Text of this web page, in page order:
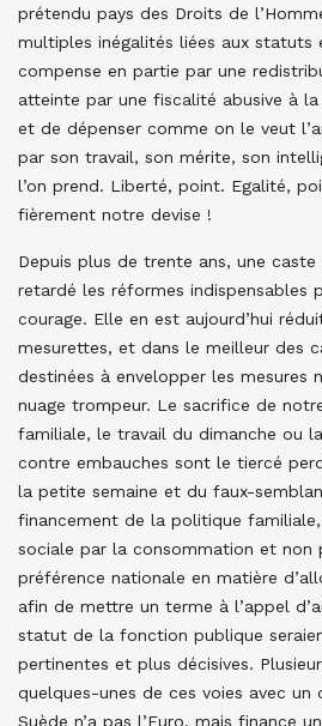
prétendu pays des Droits de
multiples inégalités liées aux statuts
compense en partie par une
atteinte par une fiscalité abusive à la
et de dépenser comme on le veut
par son travail, son mérite, son
l’on prend. Liberté, point. Egalité,
fièrement notre devise !
Depuis plus de trente ans, une
retardé les réformes indispensables
courage. Elle en est aujourd’hui
mesurettes, et dans le meilleur des
destinées à envelopper les mesures
nuage trompeur. Le sacrifice de
familiale, le travail du dimanche ou
contre embauches sont le tiercé
la petite semaine et du faux-
financement de la politique
sociale par la consommation et non
préférence nationale en matière
afin de mettre un terme à l’appel
statut de la fonction publique
pertinentes et plus décisives.
quelques-unes de ces voies avec un
Suède n’a pas l’Euro, mais finance